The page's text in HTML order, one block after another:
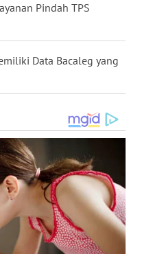
Pindah TPS
Data Bacaleg yang